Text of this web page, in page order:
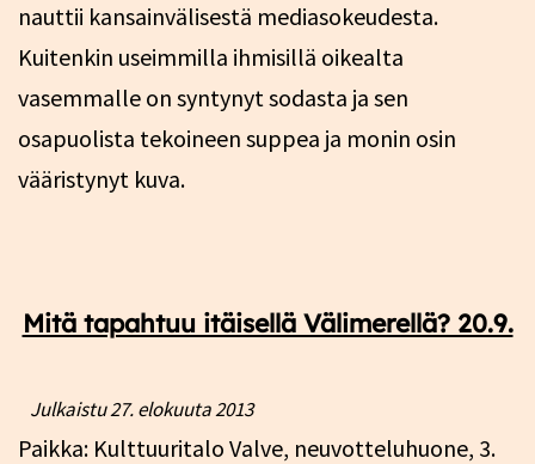
nauttii kansainvälisestä mediasokeudesta.
Kuitenkin useimmilla ihmisillä oikealta
vasemmalle on syntynyt sodasta ja sen
osapuolista tekoineen suppea ja monin osin
vääristynyt kuva.
Mitä tapahtuu itäisellä Välimerellä? 20.9.
Julkaistu27. elokuuta 2013
Paikka: Kulttuuritalo Valve, neuvotteluhuone, 3.